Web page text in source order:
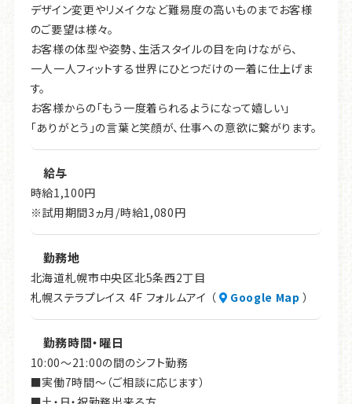
デザイン変更やリメイクなど難易度の高いものまでお客様
のご要望は様々。
お客様の体型や姿勢、生活スタイルの目を向けながら、
一人一人フィットする世界にひとつだけの一着に仕上げま
す。
お客様からの「もう一度着られるようになって嬉しい」
「ありがとう」の言葉と笑顔が、仕事への意欲に繋がります。
給与
時給1,100円
※試用期間3ヵ月/時給1,080円
勤務地
北海道札幌市中央区北5条西2丁目
札幌ステラプレイス 4F フォルムアイ （
Google Map ）
勤務時間・曜日
10:00～21:00の間のシフト勤務
■実働7時間～（ご相談に応じます）